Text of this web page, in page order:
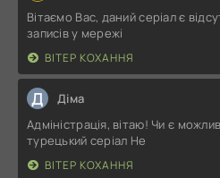
Вітаємо Вас, даний серіал є
записів у мережі
ВІТЕР КОХАННЯ
Д Діма
Адміністрація, вітаю! Чи є
турецький серіал Не
ВІТЕР КОХАННЯ